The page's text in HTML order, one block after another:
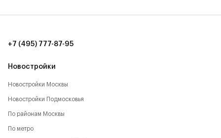
Новостройки
Новостройки Москвы
Новостройки Подмосковья
По районам Москвы
По метро
+7 (495) 777-87-95